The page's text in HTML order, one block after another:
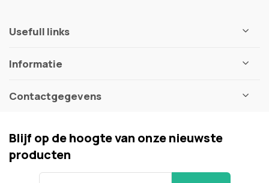
Usefull links
Informatie
Contactgegevens
Blijf op de hoogte van onze nieuwste
producten